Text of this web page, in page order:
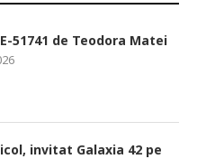
E-51741 de Teodora Matei
invitat Galaxia 42 pe